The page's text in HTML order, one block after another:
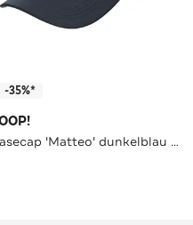
-35%*
Basecap 'Matteo' dunkelblau unisex